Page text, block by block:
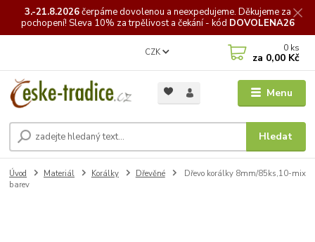
3.-21.8.2026čerpámedovolenou a neexpedujeme. Děkujeme za
pochopení! Sleva 10% za trpělivost a čekání - kód DOVOLENA26
Menu
CZK
Hledat
0 ks
za 0,00 Kč
Úvod Materiál Korálky Dřevěné
Dřevo korálky 8mm/85ks,10-mix
barev